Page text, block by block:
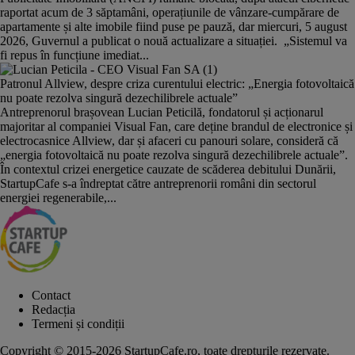
raportat acum de 3 săptamâni, operațiunile de vânzare-cumpărare de
apartamente și alte imobile fiind puse pe pauză, dar miercuri, 5 august
2026, Guvernul a publicat o nouă actualizare a situației. „Sistemul va
fi repus în funcțiune imediat...
Patronul Allview, despre criza curentului electric: „Energia fotovoltaică
nu poate rezolva singură dezechilibrele actuale”
Antreprenorul brașovean Lucian Peticilă, fondatorul și acționarul
majoritar al companiei Visual Fan, care deține brandul de electronice și
electrocasnice Allview, dar și afaceri cu panouri solare, consideră că
„energia fotovoltaică nu poate rezolva singură dezechilibrele actuale”.
În contextul crizei energetice cauzate de scăderea debitului Dunării,
StartupCafe s-a îndreptat către antreprenorii români din sectorul
energiei regenerabile,...
Contact
Redacția
Termeni și condiții
Copyright © 2015-2026 StartupCafe.ro, toate drepturile rezervate.